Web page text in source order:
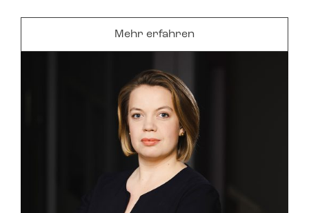
Mehr erfahren